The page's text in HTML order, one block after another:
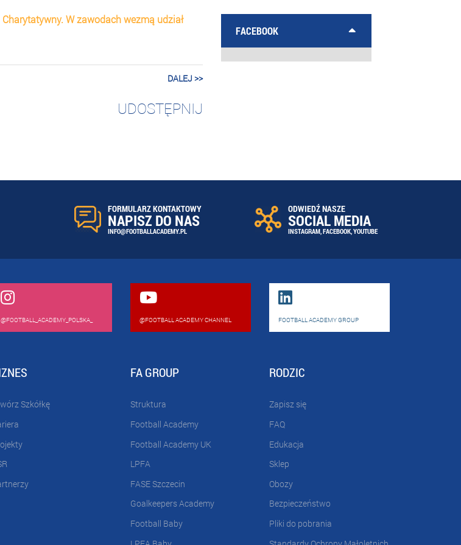
W zawodach wezmą udział
DALEJ >>
UDOSTĘPNIJ
FACEBOOK
FORMULARZ KONTAKTOWY
NAPISZ DO NAS
INFO@FOOTBALLACADEMY.PL
ODWIEDŹ NASZE
SOCIAL MEDIA
INSTAGRAM,FACEBOOK,YOUTUBE
@FOOTBALL_ACADEMY_POLSKA_ @FOOTBALL ACADEMY CHANNEL FOOTBALL ACADEMY GROUP
Szkółkę
FA GROUP
Struktura
Football Academy
Football Academy UK
LPFA
FASE Szczecin
Goalkeepers Academy
Football Baby
RODZIC
Zapisz się
FAQ
Edukacja
Sklep
Obozy
Bezpieczeństwo
Pliki do pobrania